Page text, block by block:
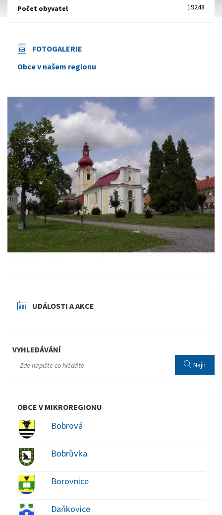
Počet obyvatel 19248
FOTOGALERIE
Obce v našem regionu
UDÁLOSTI A AKCE
VYHLEDÁVÁNÍ
Najit
OBCE V MIKROREGIONU
Bobrová
Bobrůvka
Borovnice
Daňkovice